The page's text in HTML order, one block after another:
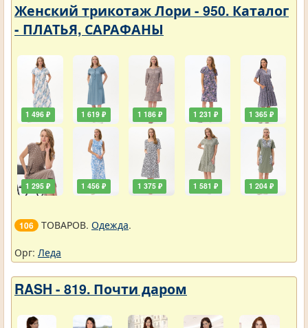
Женский трикотаж Лори - 950. Каталог
- ПЛАТЬЯ, САРАФАНЫ
1 496 ₽
1 295 ₽
1 619 ₽
1 456 ₽
1 186 ₽
1 375 ₽
1 231 ₽
1 581 ₽
1 365 ₽
1 204 ₽
106 ТОВАРОВ. Одежда.
Орг: Леда
RASH - 819. Почти даром